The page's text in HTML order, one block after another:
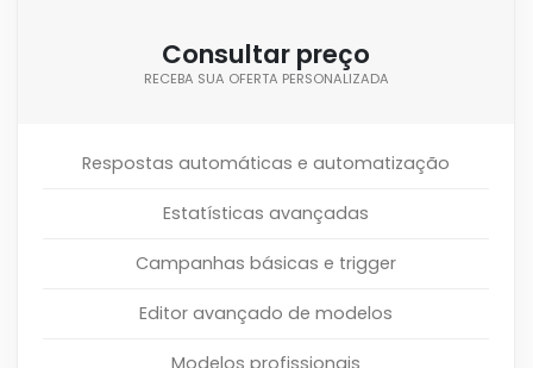
Consultar preço
RECEBA SUA OFERTA PERSONALIZADA
Respostas automáticas e automatização
Estatísticas avançadas
Campanhas básicas e trigger
Editor avançado de modelos
Modelos profissionais